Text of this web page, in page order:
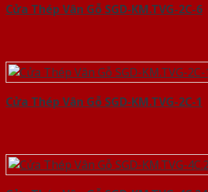
Cửa Thép Vân Gỗ SGD-KM.TVG-2C-6
Cửa Thép Vân Gỗ SGD-KM.TVG-2C-1